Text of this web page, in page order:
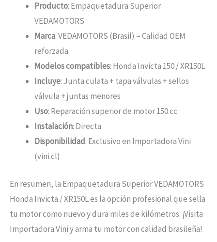
Producto: Empaquetadura Superior
VEDAMOTORS
Marca: VEDAMOTORS (Brasil) – Calidad OEM
reforzada
Modelos compatibles: Honda Invicta 150 / XR150L
Incluye: Junta culata + tapa válvulas + sellos
válvula + juntas menores
Uso: Reparación superior de motor 150 cc
Instalación: Directa
Disponibilidad: Exclusivo en Importadora Vini
(vini.cl)
En resumen, la Empaquetadura Superior VEDAMOTORS
Honda Invicta / XR150L es la opción profesional que sella
tu motor como nuevo y dura miles de kilómetros. ¡Visita
Importadora Vini y arma tu motor con calidad brasileña!